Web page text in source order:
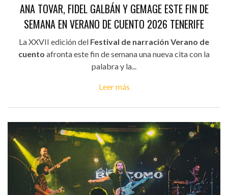
ANA TOVAR, FIDEL GALBÁN Y GEMAGE ESTE FIN DE
SEMANA EN VERANO DE CUENTO 2026 TENERIFE
La XXVII edición del Festival de narración Verano de
cuento afronta este fin de semana una nueva cita con la
palabra y la...
Leer más